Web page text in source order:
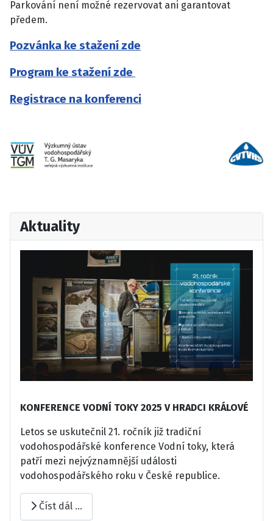
Parkování není možné rezervovat ani garantovat
předem.
Pozvánka ke stažení zde
Program ke stažení zde
Registrace na konferenci
Aktuality
KONFERENCE VODNÍ TOKY 2025 V HRADCI KRÁLOVÉ
Letos se uskutečnil 21. ročník již tradiční
vodohospodářské konference Vodní toky, která
patří mezi nejvýznamnější události
vodohospodářského roku v České republice.
Číst dál …